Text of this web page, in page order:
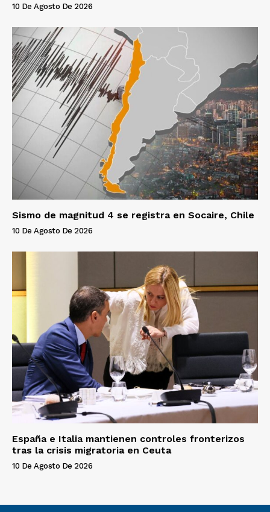
10 De Agosto De 2026
Sismo de magnitud 4 se registra en Socaire, Chile
10 De Agosto De 2026
España e Italia mantienen controles fronterizos
tras la crisis migratoria en Ceuta
10 De Agosto De 2026